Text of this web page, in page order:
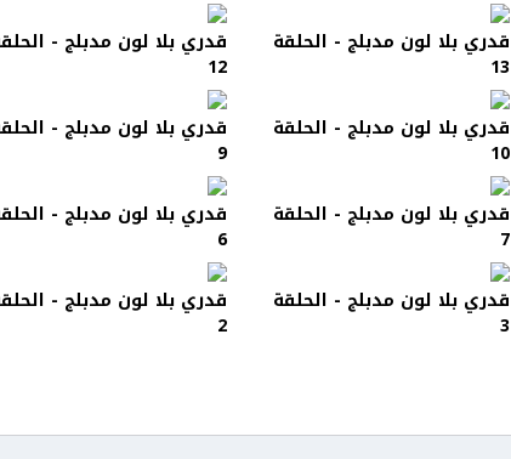
قدري بلا لون مدبلج - الحلقة
13
قدري بلا لون مدبلج -
12
قدري بلا لون مدبلج - الحلقة
10
قدري بلا لون مدبلج -
9
قدري بلا لون مدبلج - الحلقة
7
قدري بلا لون مدبلج -
6
قدري بلا لون مدبلج - الحلقة
3
قدري بلا لون مدبلج -
2